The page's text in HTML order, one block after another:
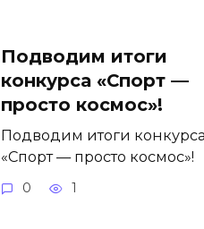
Подводим итоги
конкурса «Спорт —
просто космос»!
Подводим итоги конкурса
«Спорт — просто космос»!
0 1